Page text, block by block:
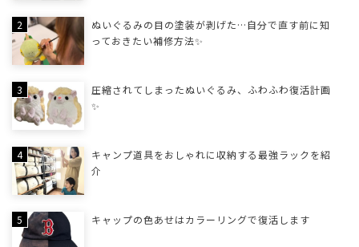
ぬいぐるみの目の塗装が剥げた…自分で直す前に知
っておきたい補修方法✨
圧縮されてしまったぬいぐるみ、ふわふわ復活計画
✨
キャンプ道具をおしゃれに収納する最強ラックを紹
介
キャップの色あせはカラーリングで復活します